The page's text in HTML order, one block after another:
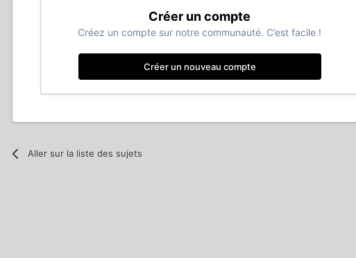
Créer un compte
Créez un compte sur notre communauté. C’est facile !
Créer un nouveau compte
Aller sur la liste des sujets